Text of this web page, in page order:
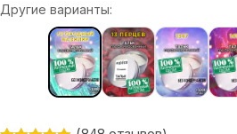
Другие варианты: